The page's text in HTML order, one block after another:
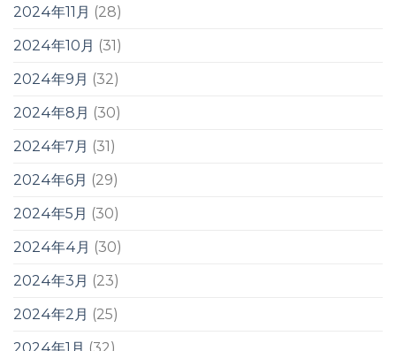
2024年11月 (28)
2024年10月 (31)
2024年9月 (32)
2024年8月 (30)
2024年7月 (31)
2024年6月 (29)
2024年5月 (30)
2024年4月 (30)
2024年3月 (23)
2024年2月 (25)